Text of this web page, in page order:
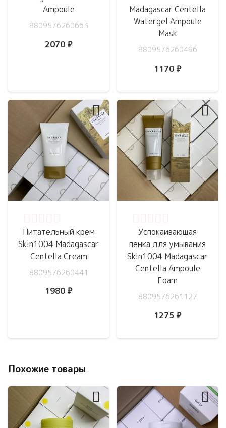
Ampoule
8809576260663
2070 ₽
Madagascar Centella
Watergel Ampoule
Mask
8809576260496
1170 ₽
Питательный крем
Skin1004 Madagascar
Centella Cream
8809576260441
1980 ₽
Успокаивающая
пенка для умывания
Skin1004 Madagascar
Centella Ampoule
Foam
8809576261127
1275 ₽
Похожие товары